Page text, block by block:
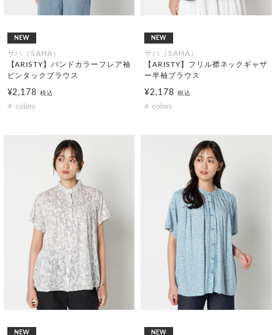
NEW
サハ（SAHA）
【ARISTY】バンドカラーフレア袖
ピンタックブラウス
¥2,178税込
4 colors
NEW
サハ（SAHA）
【ARISTY】フリル襟ネックギャザ
ー半袖ブラウス
¥2,178 税込
4 colors
NEW NEW